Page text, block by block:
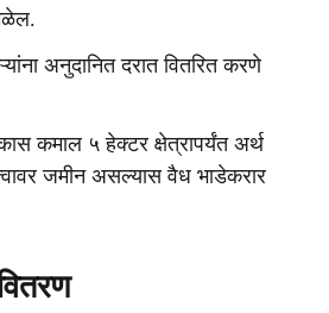
अनुदानित दरात वितरित करणे
कमाल ५ हेक्टर क्षेत्रापर्यंत अर्थ
जमीन असल्यास वैध भाडेकरार